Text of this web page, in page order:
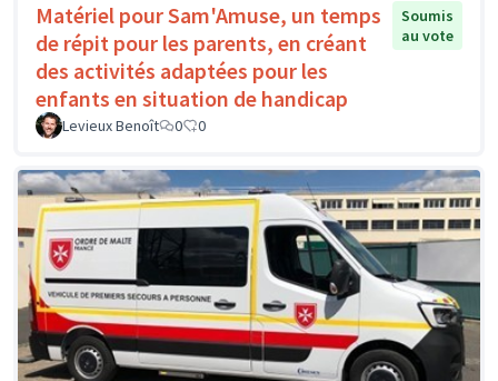
Matériel pour Sam'Amuse, un temps
de répit pour les parents, en créant
des activités adaptées pour les
enfants en situation de handicap
Soumis
au vote
Levieux Benoît 0 0